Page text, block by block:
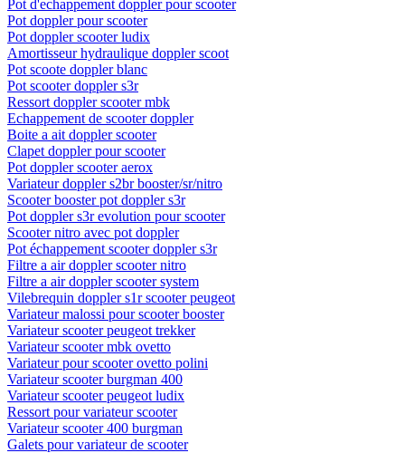
Pot d'echappement doppler pour scooter
Pot doppler pour scooter
Pot doppler scooter ludix
Amortisseur hydraulique doppler scoot
Pot scoote doppler blanc
Pot scooter doppler s3r
Ressort doppler scooter mbk
Echappement de scooter doppler
Boite a ait doppler scooter
Clapet doppler pour scooter
Pot doppler scooter aerox
Variateur doppler s2br booster/sr/nitro
Scooter booster pot doppler s3r
Pot doppler s3r evolution pour scooter
Scooter nitro avec pot doppler
Pot échappement scooter doppler s3r
Filtre a air doppler scooter nitro
Filtre a air doppler scooter system
Vilebrequin doppler s1r scooter peugeot
Variateur malossi pour scooter booster
Variateur scooter peugeot trekker
Variateur scooter mbk ovetto
Variateur pour scooter ovetto polini
Variateur scooter burgman 400
Variateur scooter peugeot ludix
Ressort pour variateur scooter
Variateur scooter 400 burgman
Galets pour variateur de scooter